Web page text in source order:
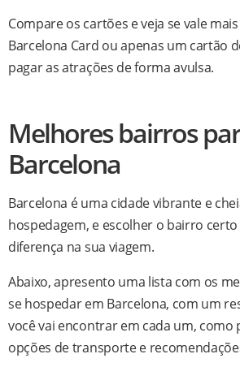
Compare os cartões e veja se vale
Barcelona Card ou apenas um cartão
pagar as atrações de forma avulsa.
Melhores bairros
Barcelona
Barcelona é uma cidade vibrante e
hospedagem, e escolher o bairro
diferença na sua viagem.
Abaixo, apresento uma lista com os
se hospedar em Barcelona, com um
você vai encontrar em cada um,
opções de transporte e